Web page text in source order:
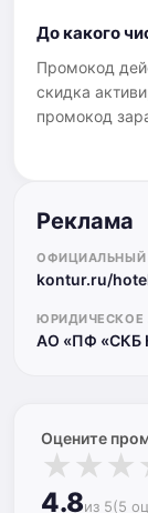
До какого
Промокод
скидка
промокод
Реклама
ОФИЦИАЛЬНЫЙ
kontur.ru/
ЮРИДИЧЕСКОЕ
АО «ПФ «СКБ
Оцените
★
★
★
4.8из 5(5